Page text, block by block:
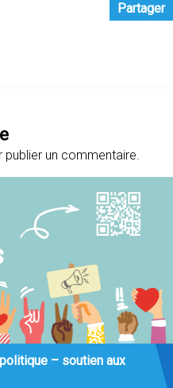
Partager
publier un commentaire.
– soutien aux